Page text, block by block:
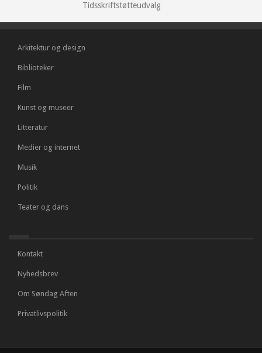
Tidsskriftstøtteudvalg
Arkitektur og design
Biblioteker
Film
Kunst og museer
Litteratur
Medier og internet
Musik
Politik
Teater og dans
Kontakt
Nyhedsbrev
Om Søndag Aften
Privatlivspolitik